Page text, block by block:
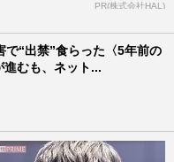
PR(株式会社HAL)
で“出禁”食らった〈5年前の
むも、ネット...